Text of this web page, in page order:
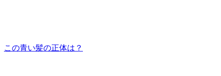
この青い髪の正体は？